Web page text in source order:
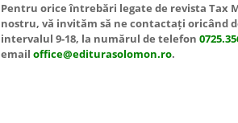
Pentru orice întrebări legate de revista Tax
nostru, vă invităm să ne contactați oricând
intervalul 9-18, la numărul de telefon
email office@editurasolomon.ro.